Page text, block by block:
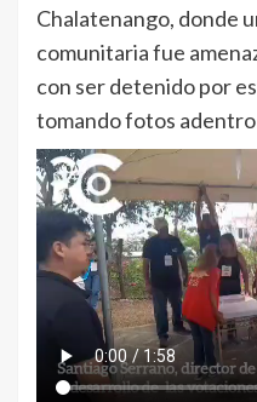
Chalatenango, donde
comunitaria fue
con ser detenido por
tomando fotos